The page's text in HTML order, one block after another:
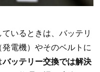
いるときは、バッテリ
電機）やそのベルトに
バッテリー交換では解決